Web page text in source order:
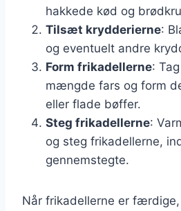
hakkede kød og
Tilsæt krydderierne:
og eventuelt andre
Form frikadellerne:
mængde fars og form
eller flade bøffer.
Steg frikadellerne:
og steg frikadellerne,
gennemstegte.
Når frikadellerne er